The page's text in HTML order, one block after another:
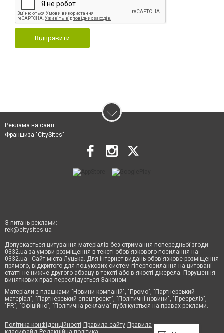
Відправити
Реклама на сайті
Франшиза "CitySites"
З питань реклами:
rek@citysites.ua
Допускається цитування матеріалів без отримання попередньої згоди
0332.ua за умови розміщення в тексті обов'язкового посилання на
0332.ua - Сайт міста Луцька. Для інтернет-видань обов'язкове розміщення
прямого, відкритого для пошукових систем гіперпосилання на цитовані
статті не нижче другого абзацу в тексті або в якості джерела. Порушення
виняткових прав переслідується Законом.
Матеріали з плашками "Новини компаній", "Промо", "Партнерський
матеріал", "Партнерський спецпроєкт", "Політичні новини", "Пресреліз",
"PR", "Офіційно", "Політична реклама" публікуються на правах реклами.
Політика конфіденційності Правила сайту Правила
класифайд Редакційна політика